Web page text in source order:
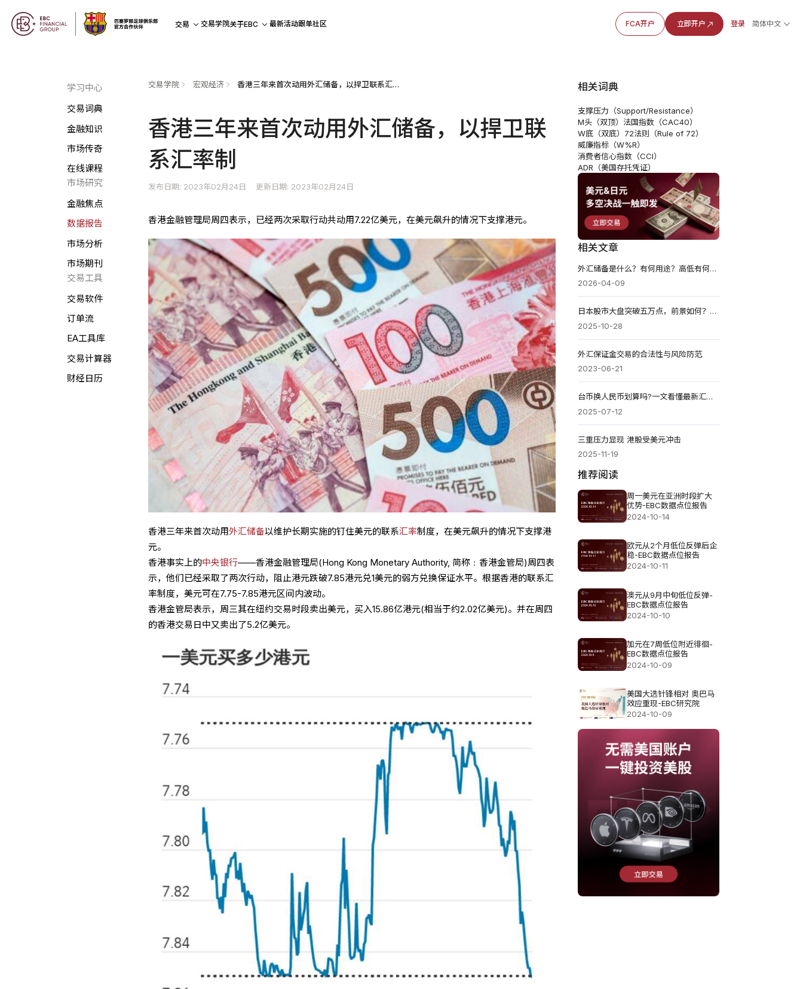
交易 交易学院关于EBC 最新活动跟单社区 FCA开户 立即开户 登录 简体中文
学习中心
交易词典
金融知识
市场传奇
在线课程
市场研究
金融焦点
数据报告
市场分析
市场期刊
交易工具
交易软件
订单流
EA工具库
交易计算器
财经日历
交易学院 宏观经济 香港三年来首次动用外汇储备，以捍卫联系汇率制
香港三年来首次动用外汇储备，以捍卫联
系汇率制
发布日期: 2023年02月24日 更新日期: 2023年02月24日
香港金融管理局周四表示，已经两次采取行动共动用7.22亿美元，在美元飙升的情况下支撑港元。
香港三年来首次动用外汇储备以维护长期实施的钉住美元的联系汇率制度，在美元飙升的情况下支撑港
元。
香港事实上的中央银行——香港金融管理局(Hong Kong Monetary Authority, 简称﹕香港金管局)周四表
示，他们已经采取了两次行动，阻止港元跌破7.85港元兑1美元的弱方兑换保证水平。根据香港的联系汇
率制度，美元可在7.75-7.85港元区间内波动。
香港金管局表示，周三其在纽约交易时段卖出美元，买入15.86亿港元(相当于约2.02亿美元)。并在周四
的香港交易日中又卖出了5.2亿美元。
相关词典
支撑压力（Support/Resistance）
M头（双顶） 法国指数（CAC40）
W底（双底） 72法则（Rule of 72）
威廉指标（W%R）
消费者信心指数（CCI）
ADR（美国存托凭证）
相关文章
外汇储备是什么？有何用途？高低有何影响？全球排名2026
2026-04-09
日本股市大盘突破五万点，前景如何？还能投资吗？
2025-10-28
外汇保证金交易的合法性与风险防范
2023-06-21
台币换人民币划算吗?一文看懂最新汇率与兑换建议
2025-07-12
三重压力显现 港股受美元冲击
2025-11-19
推荐阅读
周一美元在亚洲时段扩大
优势-EBC数据点位报告
2024-10-14
欧元从2个月低位反弹后企
稳-EBC数据点位报告
2024-10-11
澳元从9月中旬低位反弹-
EBC数据点位报告
2024-10-10
加元在7周低位附近徘徊-
EBC数据点位报告
2024-10-09
美国大选针锋相对 奥巴马
效应重现-EBC研究院
2024-10-09